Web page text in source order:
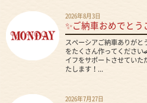
2026年8月3日
✨ご納車おめでとう
スペーシアご納車ありがと
をたくさん作ってください
イフをサポートさせていた
たします！...
2026年7月27日